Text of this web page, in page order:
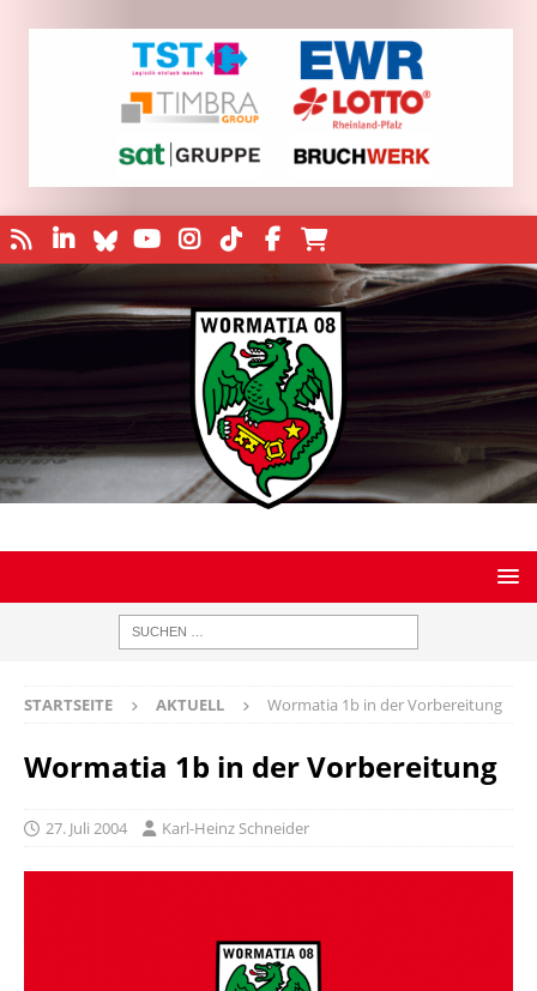
STARTSEITE AKTUELL Wormatia 1b in der Vorbereitung
Wormatia 1b in der Vorbereitung
27. Juli 2004 Karl-Heinz Schneider